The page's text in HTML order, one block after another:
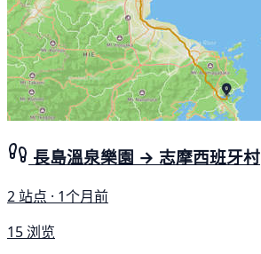
長島溫泉樂園 → 志摩西班牙村
2 站点 · 1个月前
15 浏览